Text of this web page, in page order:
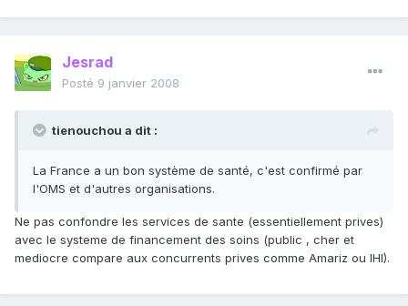
Jesrad
Posté 9 janvier 2008
tienouchou a dit :
La France a un bon système de santé, c'est confirmé par
l'OMS et d'autres organisations.
Ne pas confondre les services de sante (essentiellement prives)
avec le systeme de financement des soins (public , cher et
mediocre compare aux concurrents prives comme Amariz ou IHI).